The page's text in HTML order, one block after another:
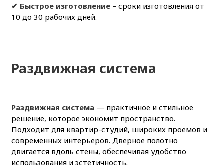
✔ Быстрое изготовление– сроки изготовления от
10 до 30 рабочих дней.
Раздвижная система
Раздвижная система— практичное и стильное
решение, которое экономит пространство.
Подходит для квартир-студий, широких проемов и
современных интерьеров. Дверное полотно
двигается вдоль стены, обеспечивая удобство
использования и эстетичность.